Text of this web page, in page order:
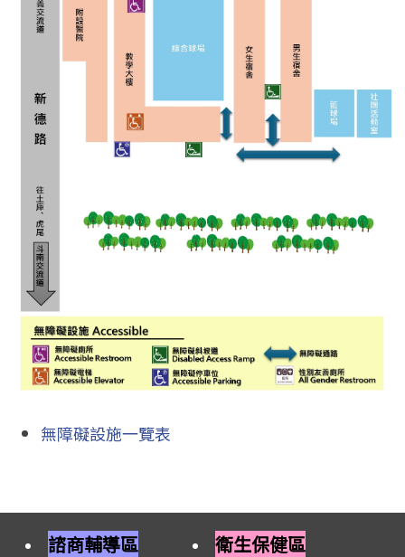
無障礙設施一覽表
諮商輔導區 衛生保健區